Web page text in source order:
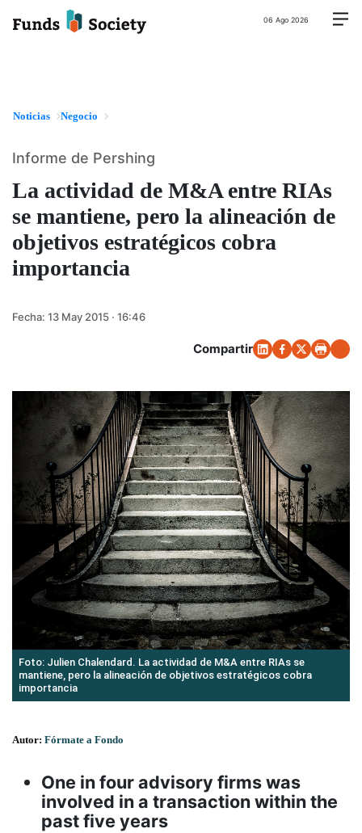
06 Ago 2026
Noticias Negocio
La actividad de M&A entre RIAs
se mantiene, pero la alineación de
objetivos estratégicos cobra
importancia
Informe de Pershing
Fecha: 13 May 2015 · 16:46
Compartir
Foto: Julien Chalendard. La actividad de M&A entre RIAs se
mantiene, pero la alineación de objetivos estratégicos cobra
importancia
Autor: Fórmate a Fondo
One in four advisory firms was
involved in a transaction within the
past five years